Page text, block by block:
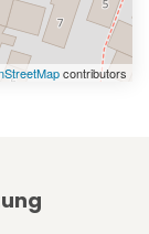
contributors